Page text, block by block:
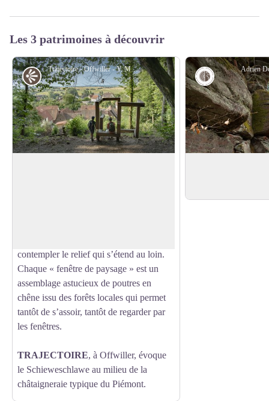
Les 3 patrimoines à découvrir
Trajectoire - Offwiller - Y. Meyer
Point de vue
contempler le relief qui s’étend au loin.
Chaque « fenêtre de paysage » est un
assemblage astucieux de poutres en
chêne issu des forêts locales qui permet
tantôt de s’assoir, tantôt de regarder par
les fenêtres.
TRAJECTOIRE, à Offwiller, évoque
le Schieweschlawe au milieu de la
châtaigneraie typique du Piémont.
Adrien
Géologie